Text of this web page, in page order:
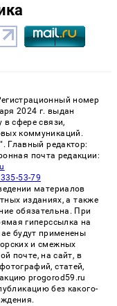
номер
2024 г. выдан
сфере связи,
коммуникаций.
Главный редактор:
почта редакции:
53-79
материалов
изданиях, а также
обязательна. При
гиперссылка на
будут применены
и смежных
почте, на сайт, в
статей,
progorod59.ru
без какого-